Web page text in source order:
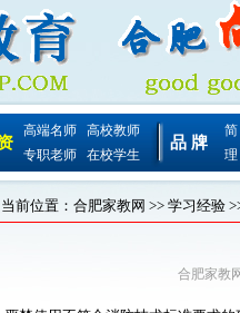
高端名师
高校教师
专职老师
在校学生
品 牌
简
理
当前位置： 合肥家教网 >> 学习经验
合肥家教